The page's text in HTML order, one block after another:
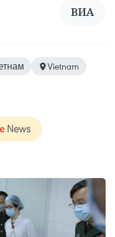
ВИА
Vietnam